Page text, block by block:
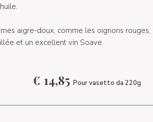
aigre-doux, comme les oignons
et un excellent vin Soave.
€ 14,85 Pour vasetto da 220g